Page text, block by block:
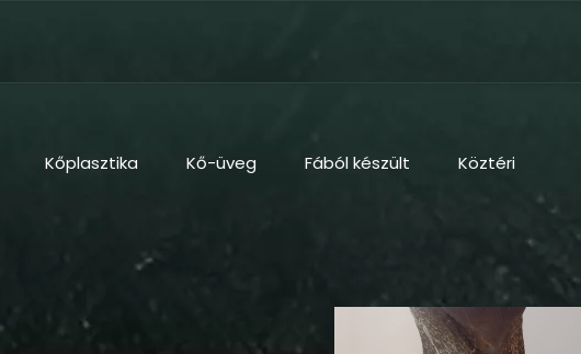
Kőplasztika Kő-üveg Fából készült Köztéri